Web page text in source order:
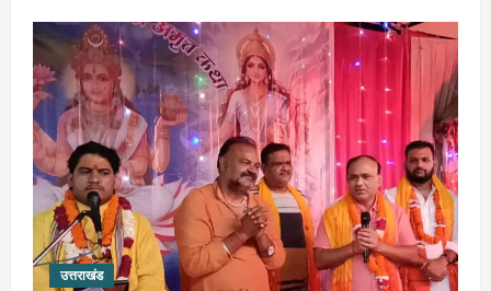
उत्तराखंड
उत्तराखंड
जिला जेल में गूंजा मां गंगा का महिमा गान,
संगीतमय कथा से कैदियों को मिला आध्यात्मिक
संदेश
August 5, 2026
उत्तराखंड
कांवड़ियों की सेवा में जुटा हरिद्वार-रूड़की